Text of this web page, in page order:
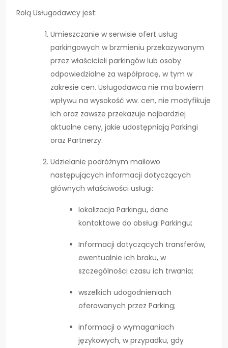
Rolą Usługodawcy jest:
Umieszczanie w serwisie ofert usług
parkingowych w brzmieniu przekazywanym
przez właścicieli parkingów lub osoby
odpowiedzialne za współpracę, w tym w
zakresie cen. Usługodawca nie ma bowiem
wpływu na wysokość ww. cen, nie modyfikuje
ich oraz zawsze przekazuje najbardziej
aktualne ceny, jakie udostępniają Parkingi
oraz Partnerzy.
Udzielanie podróżnym mailowo
następujących informacji dotyczących
głównych właściwości usługi:
lokalizacja Parkingu, dane
kontaktowe do obsługi Parkingu;
Informacji dotyczących transferów,
ewentualnie ich braku, w
szczególności czasu ich trwania;
wszelkich udogodnieniach
oferowanych przez Parking;
informacji o wymaganiach
językowych, w przypadku, gdy